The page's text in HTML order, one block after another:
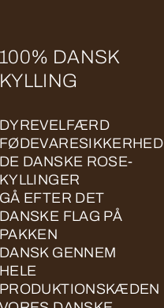
100% DANSK
KYLLING
DYREVELFÆRD
FØDEVARESIKKERHED
DE DANSKE ROSE-
KYLLINGER
GÅ EFTER DET
DANSKE FLAG PÅ
PAKKEN
DANSK GENNEM
HELE
PRODUKTIONSKÆDEN